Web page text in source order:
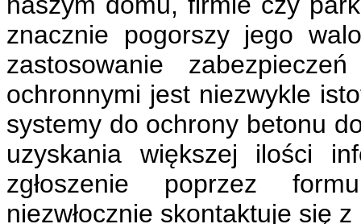
znacznie pogorszy jego
zastosowanie
ochronnymi jest niezwykle
systemy do ochrony betonu
uzyskania większej ilości
zgłoszenie poprzez
niezwłocznie skontaktuje się